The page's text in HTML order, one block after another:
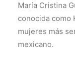
María Cristina
conocida como
mujeres más
mexicano.